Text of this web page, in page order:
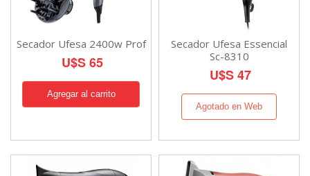
Secador Ufesa 2400w Prof
U$S 65
Secador Ufesa Essencial
Sc-8310
U$S 47
Agotado en Web